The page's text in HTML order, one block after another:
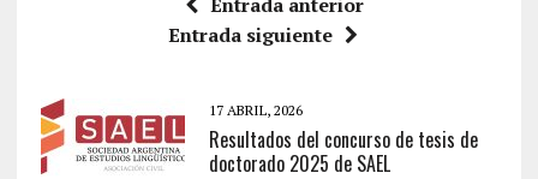
Entrada siguiente
17 ABRIL, 2026
Resultados del concurso de tesis de
doctorado 2025 de SAEL